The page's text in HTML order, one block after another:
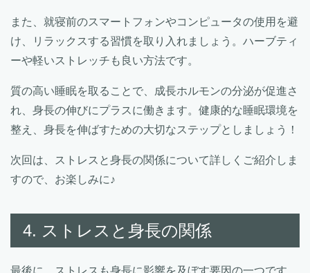
また、就寝前のスマートフォンやコンピュータの使用を避
け、リラックスする習慣を取り入れましょう。ハーブティ
ーや軽いストレッチも良い方法です。
質の高い睡眠を取ることで、成長ホルモンの分泌が促進さ
れ、身長の伸びにプラスに働きます。健康的な睡眠環境を
整え、身長を伸ばすための大切なステップとしましょう！
次回は、ストレスと身長の関係について詳しくご紹介しま
すので、お楽しみに♪
4. ストレスと身長の関係